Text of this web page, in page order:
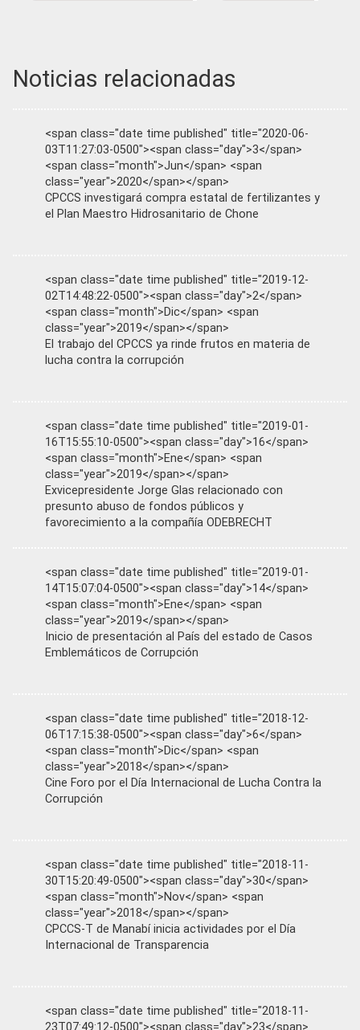
Noticias relacionadas
<span class="date time published" title="2020-06-
03T11:27:03-0500"><span class="day">3</span>
<span class="month">Jun</span> <span
class="year">2020</span></span>
CPCCS investigará compra estatal de fertilizantes y
el Plan Maestro Hidrosanitario de Chone
<span class="date time published" title="2019-12-
02T14:48:22-0500"><span class="day">2</span>
<span class="month">Dic</span> <span
class="year">2019</span></span>
El trabajo del CPCCS ya rinde frutos en materia de
lucha contra la corrupción
<span class="date time published" title="2019-01-
16T15:55:10-0500"><span class="day">16</span>
<span class="month">Ene</span> <span
class="year">2019</span></span>
Exvicepresidente Jorge Glas relacionado con
presunto abuso de fondos públicos y
favorecimiento a la compañía ODEBRECHT
<span class="date time published" title="2019-01-
14T15:07:04-0500"><span class="day">14</span>
<span class="month">Ene</span> <span
class="year">2019</span></span>
Inicio de presentación al País del estado de Casos
Emblemáticos de Corrupción
<span class="date time published" title="2018-12-
06T17:15:38-0500"><span class="day">6</span>
<span class="month">Dic</span> <span
class="year">2018</span></span>
Cine Foro por el Día Internacional de Lucha Contra la
Corrupción
<span class="date time published" title="2018-11-
30T15:20:49-0500"><span class="day">30</span>
<span class="month">Nov</span> <span
class="year">2018</span></span>
CPCCS-T de Manabí inicia actividades por el Día
Internacional de Transparencia
<span class="date time published" title="2018-11-
23T07:49:12-0500"><span class="day">23</span>